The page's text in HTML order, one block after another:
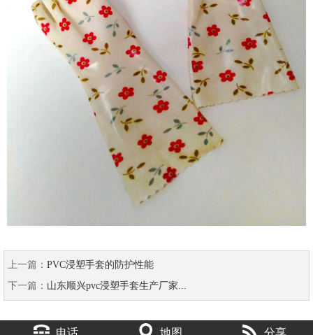
上一篇： PVC浸塑手套的防护性能
下一篇： 山东顺兴pvc浸塑手套生产厂家...
电话 地图 分享